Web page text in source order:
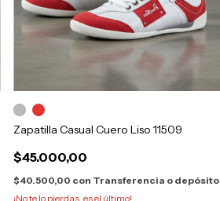
Zapatilla Casual Cuero Liso 11509
$45.000,00
$40.500,00 con Transferencia o depósito
¡No te lo pierdas, es el último!